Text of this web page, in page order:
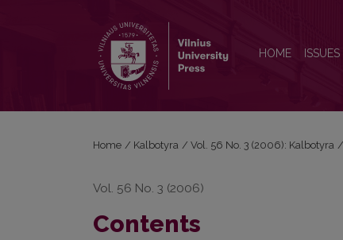
HOME ISSUES
Home / Kalbotyra / Vol. 56 No. 3 (2006): Kalbotyra /
Vol. 56 No. 3 (2006)
Contents